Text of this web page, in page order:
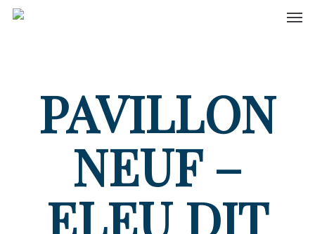
Skip
PAVILLON
NEUF –
ELEU DIT